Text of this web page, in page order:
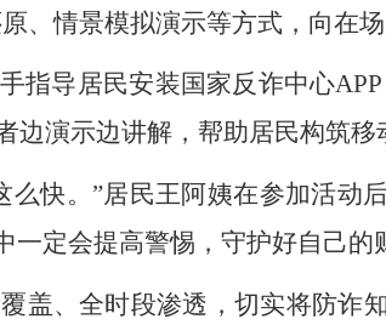
、情景模拟演示等方式，向在场
指导居民安装国家反诈中心
边演示边讲解，帮助居民构筑移
快。”居民王阿姨在参加活动
定会提高警惕，守护好自己的
盖、全时段渗透，切实将防诈